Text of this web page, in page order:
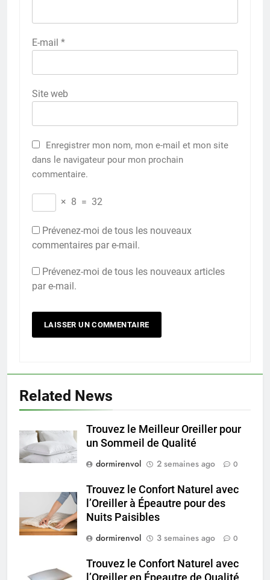
E-mail *
Site web
Enregistrer mon nom, mon e-mail et mon site
dans le navigateur pour mon prochain
commentaire.
× 8 = 32
Prévenez-moi de tous les nouveaux
commentaires par e-mail.
Prévenez-moi de tous les nouveaux articles
par e-mail.
Related News
Trouvez le Meilleur Oreiller pour
un Sommeil de Qualité
dormirenvol
2 semaines ago 0
Trouvez le Confort Naturel avec
l’Oreiller à Épeautre pour des
Nuits Paisibles
dormirenvol
3 semaines ago 0
Trouvez le Confort Naturel avec
l’Oreiller en Épeautre de Qualité